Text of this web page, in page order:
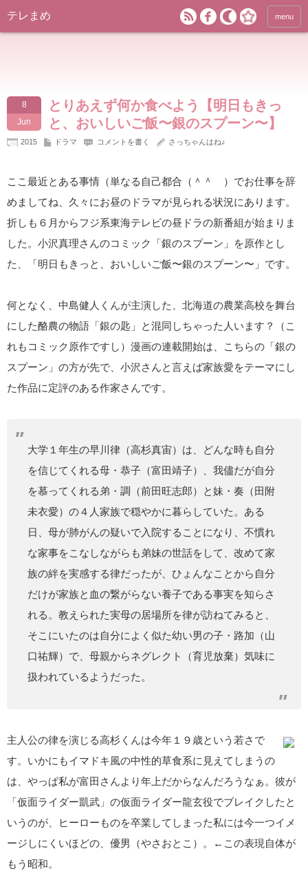
テレまめ menu
8
Jun
とりあえず何か食べよう【明日もきっ
と、おいしいご飯〜銀のスプーン〜】
2015 ドラマ コメントを書く さっちゃんはね♪
ここ最近とある事情（単なる自己都合（＾＾ゞ）でお仕事を辞
めましてね、久々にお昼のドラマが見られる状況にあります。
折しも６月からフジ系東海テレビの昼ドラの新番組が始まりま
した。小沢真理さんのコミック「銀のスプーン」を原作とし
た、「明日もきっと、おいしいご飯〜銀のスプーン〜」です。
何となく、中島健人くんが主演した、北海道の農業高校を舞台
にした酪農の物語「銀の匙」と混同しちゃった人います？（こ
れもコミック原作ですし）漫画の連載開始は、こちらの「銀の
スプーン」の方が先で、小沢さんと言えば家族愛をテーマにし
た作品に定評のある作家さんです。
大学１年生の早川律（高杉真宙）は、どんな時も自分
を信じてくれる母・恭子（富田靖子）、我儘だが自分
を慕ってくれる弟・調（前田旺志郎）と妹・奏（田附
未衣愛）の４人家族で穏やかに暮らしていた。ある
日、母が肺がんの疑いで入院することになり、不慣れ
な家事をこなしながらも弟妹の世話をして、改めて家
族の絆を実感する律だったが、ひょんなことから自分
だけが家族と血の繋がらない養子である事実を知らさ
れる。教えられた実母の居場所を律が訪ねてみると、
そこにいたのは自分によく似た幼い男の子・路加（山
口祐輝）で、母親からネグレクト（育児放棄）気味に
扱われているようだった。
主人公の律を演じる高杉くんは今年１９歳という若さで
す。いかにもイマドキ風の中性的草食系に見えてしまうの
は、やっぱ私が富田さんより年上だからなんだろうなぁ。彼が
「仮面ライダー凱武」の仮面ライダー龍玄役でブレイクしたと
いうのが、ヒーローものを卒業してしまった私には今一つイメ
ージしにくいほどの、優男（やさおとこ）。←この表現自体が
もう昭和。